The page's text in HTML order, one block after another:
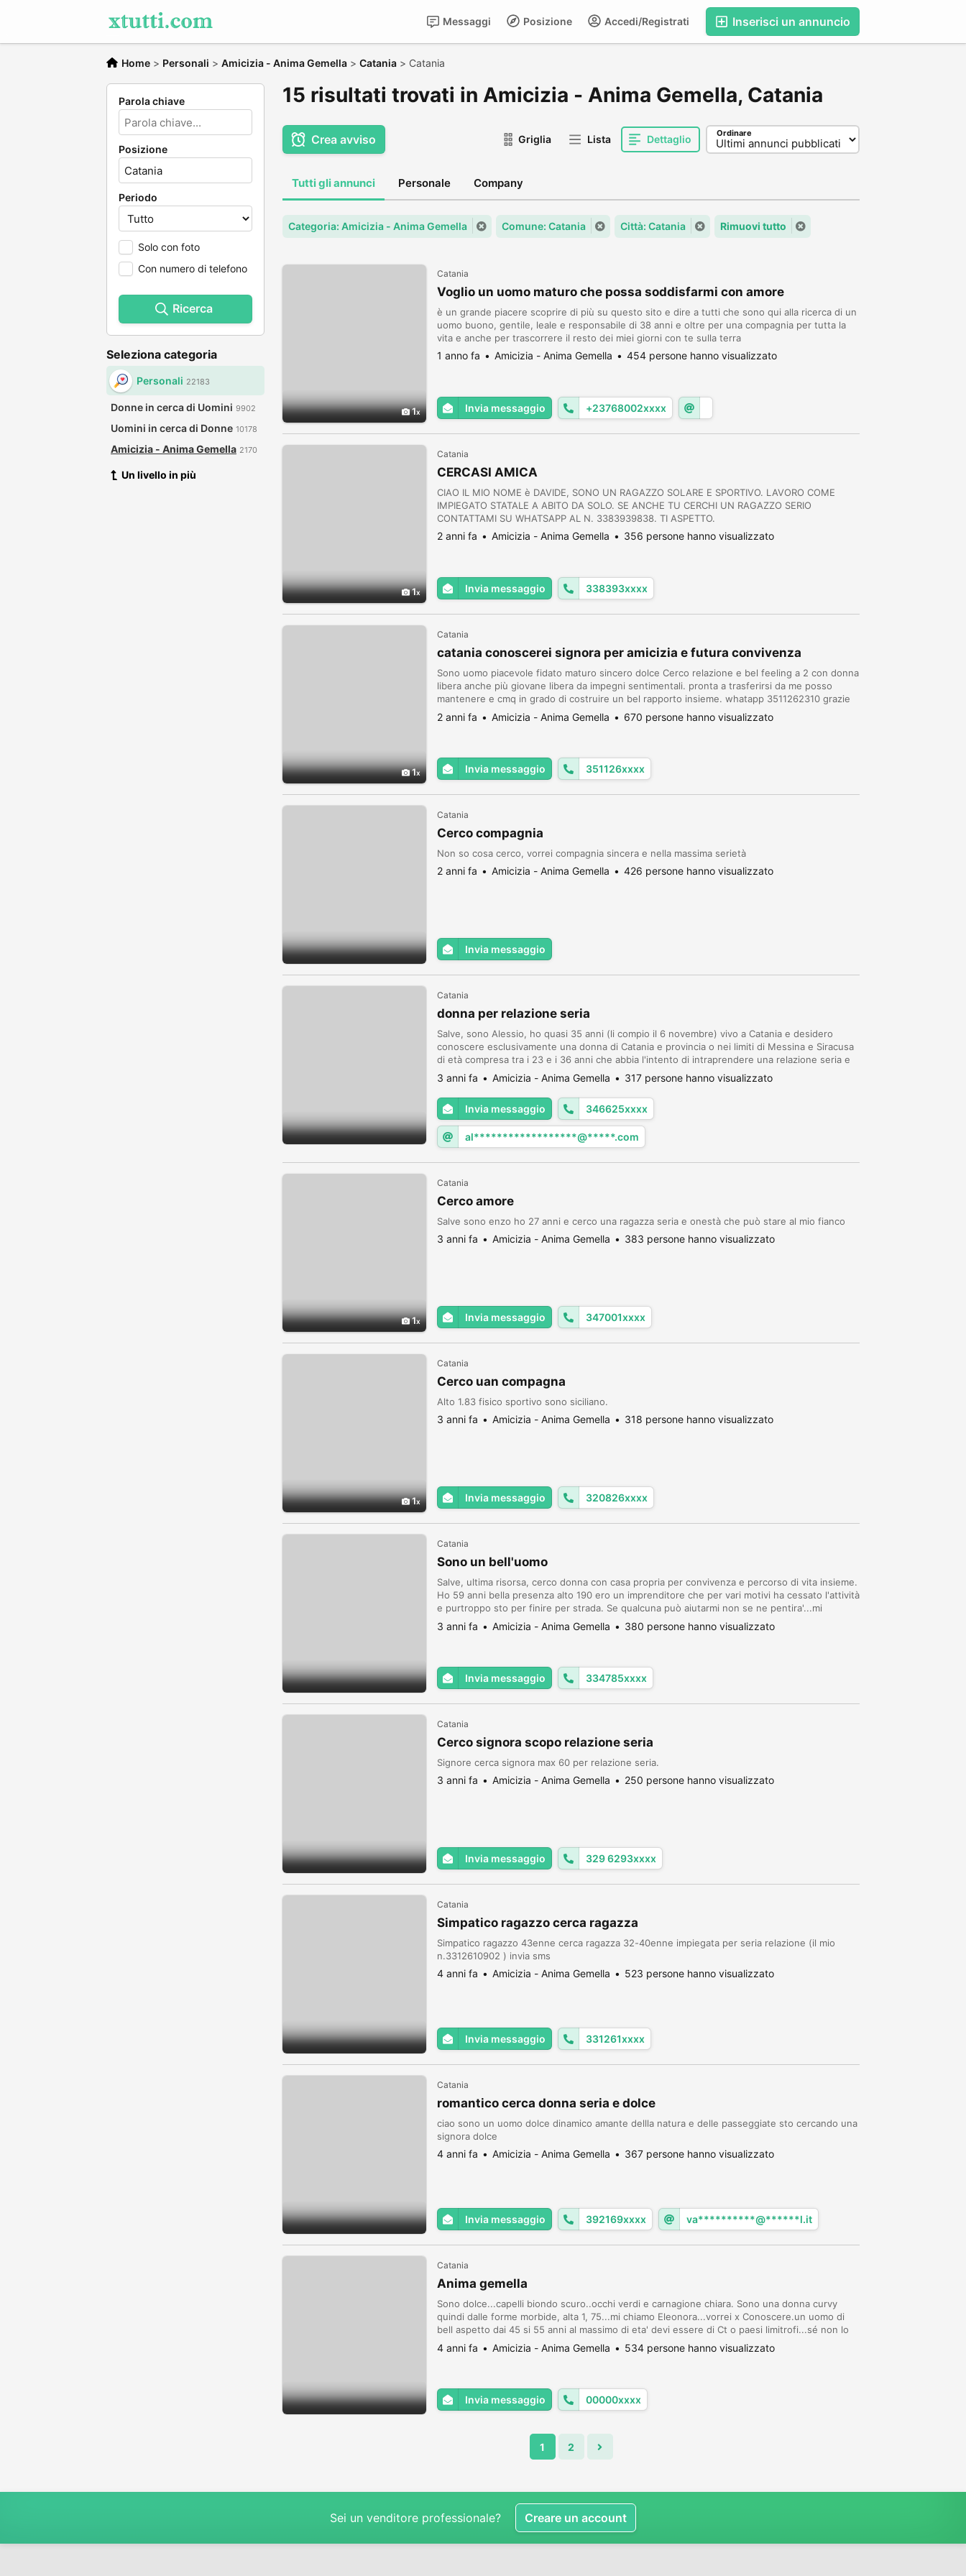
Inserisci un annuncio
Accedi/Registrati
Posizione
Messaggi
Home > Personali > Amicizia - Anima Gemella > Catania > Catania
Parola chiave
Posizione
Periodo
Solo con foto
Con numero di telefono
Ricerca
Seleziona categoria
Personali 22183
Donne in cerca di Uomini 9902
Uomini in cerca di Donne 10178
Amicizia - Anima Gemella 2170
Un livello in più
15 risultati trovati in Amicizia - Anima Gemella, Catania
Crea avviso Griglia Lista Dettaglio Ordinare
Tutti gli annunci Personale Company
Categoria: Amicizia - Anima Gemella Comune: Catania Città: Catania Rimuovi tutto
1
Catania
Voglio un uomo maturo che possa soddisfarmi con amore
è un grande piacere scoprire di più su questo sito e dire a tutti che sono qui alla ricerca di un
uomo buono, gentile, leale e responsabile di 38 anni e oltre per una compagnia per tutta la
vita e anche per trascorrere il resto dei miei giorni con te sulla terra
1 anno fa Amicizia - Anima Gemella 454 persone hanno visualizzato
Invia messaggio +23768002xxxx
1
Catania
CERCASI AMICA
CIAO IL MIO NOME è DAVIDE, SONO UN RAGAZZO SOLARE E SPORTIVO. LAVORO COME
IMPIEGATO STATALE A ABITO DA SOLO. SE ANCHE TU CERCHI UN RAGAZZO SERIO
CONTATTAMI SU WHATSAPP AL N. 3383939838. TI ASPETTO.
2 anni fa Amicizia - Anima Gemella 356 persone hanno visualizzato
Invia messaggio 338393xxxx
1
Catania
catania conoscerei signora per amicizia e futura convivenza
Sono uomo piacevole fidato maturo sincero dolce Cerco relazione e bel feeling a 2 con donna
libera anche più giovane libera da impegni sentimentali. pronta a trasferirsi da me posso
mantenere e cmq in grado di costruire un bel rapporto insieme. whatapp 3511262310 grazie
educazione e rispetto. ho 65 anni . donna discreta presenza sincera comprensiva. grazie a...
2 anni fa Amicizia - Anima Gemella 670 persone hanno visualizzato
Invia messaggio 351126xxxx
Catania
Cerco compagnia
Non so cosa cerco, vorrei compagnia sincera e nella massima serietà
2 anni fa Amicizia - Anima Gemella 426 persone hanno visualizzato
Invia messaggio
Catania
donna per relazione seria
Salve, sono Alessio, ho quasi 35 anni (li compio il 6 novembre) vivo a Catania e desidero
conoscere esclusivamente una donna di Catania e provincia o nei limiti di Messina e Siracusa
di età compresa tra i 23 e i 36 anni che abbia l'intento di intraprendere una relazione seria e
duratura. Il mio numero è 3466256528! Gradirei essere contattato su whatsapp.
3 anni fa Amicizia - Anima Gemella 317 persone hanno visualizzato
Invia messaggio 346625xxxx
al******************@*****.com
1
Catania
Cerco amore
Salve sono enzo ho 27 anni e cerco una ragazza seria e onestà che può stare al mio fianco
3 anni fa Amicizia - Anima Gemella 383 persone hanno visualizzato
Invia messaggio 347001xxxx
1
Catania
Cerco uan compagna
Alto 1.83 fisico sportivo sono siciliano.
3 anni fa Amicizia - Anima Gemella 318 persone hanno visualizzato
Invia messaggio 320826xxxx
Catania
Sono un bell'uomo
Salve, ultima risorsa, cerco donna con casa propria per convivenza e percorso di vita insieme.
Ho 59 anni bella presenza alto 190 ero un imprenditore che per vari motivi ha cessato l'attività
e purtroppo sto per finire per strada. Se qualcuna può aiutarmi non se ne pentira'...mi
dedicherò a lei anima e corpo 3347858624
3 anni fa Amicizia - Anima Gemella 380 persone hanno visualizzato
Invia messaggio 334785xxxx
Catania
Cerco signora scopo relazione seria
Signore cerca signora max 60 per relazione seria.
3 anni fa Amicizia - Anima Gemella 250 persone hanno visualizzato
Invia messaggio 329 6293xxxx
Catania
Simpatico ragazzo cerca ragazza
Simpatico ragazzo 43enne cerca ragazza 32-40enne impiegata per seria relazione (il mio
n.3312610902 ) invia sms
4 anni fa Amicizia - Anima Gemella 523 persone hanno visualizzato
Invia messaggio 331261xxxx
Catania
romantico cerca donna seria e dolce
ciao sono un uomo dolce dinamico amante dellla natura e delle passeggiate sto cercando una
signora dolce
4 anni fa Amicizia - Anima Gemella 367 persone hanno visualizzato
Invia messaggio 392169xxxx va**********@******l.it
Catania
Anima gemella
Sono dolce...capelli biondo scuro..occhi verdi e carnagione chiara. Sono una donna curvy
quindi dalle forme morbide, alta 1, 75...mi chiamo Eleonora...vorrei x Conoscere.un uomo di
bell aspetto dai 45 si 55 anni al massimo di eta' devi essere di Ct o paesi limitrofi...sé non lo
sei non contattarmi...solo persone educate rispettose.. non cerco sesso...a prest...
4 anni fa Amicizia - Anima Gemella 534 persone hanno visualizzato
Invia messaggio 00000xxxx
1 2
Sei un venditore professionale? Creare un account